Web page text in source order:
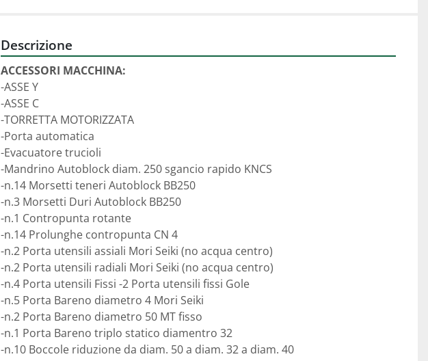
Descrizione
ACCESSORI MACCHINA:
-ASSE Y
-ASSE C
-TORRETTA MOTORIZZATA
-Porta automatica
-Evacuatore trucioli
-Mandrino Autoblock diam. 250 sgancio rapido KNCS
-n.14 Morsetti teneri Autoblock BB250
-n.3 Morsetti Duri Autoblock BB250
-n.1 Contropunta rotante
-n.14 Prolunghe contropunta CN 4
-n.2 Porta utensili assiali Mori Seiki (no acqua centro)
-n.2 Porta utensili radiali Mori Seiki (no acqua centro)
-n.4 Porta utensili Fissi -2 Porta utensili fissi Gole
-n.5 Porta Bareno diametro 4 Mori Seiki
-n.2 Porta Bareno diametro 50 MT fisso
-n.1 Porta Bareno triplo statico diamentro 32
-n.10 Boccole riduzione da diam. 50 a diam. 32 a diam. 40